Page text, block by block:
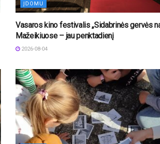
ĮDOMU
Vasaros kino festivalis „Sidabrinės gervės
Mažeikiuose – jau penktadienį
2026-08-04